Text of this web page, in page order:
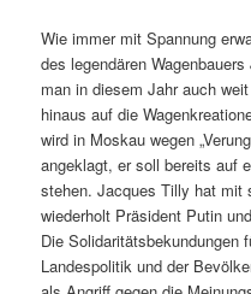
Wie immer mit Spannung
des legendären
man in diesem Jahr auch
hinaus auf die
wird in Moskau wegen
angeklagt, er soll bereits auf
stehen. Jacques Tilly hat mit
wiederholt Präsident Putin
Die Solidaritätsbekundungen
Landespolitik und der